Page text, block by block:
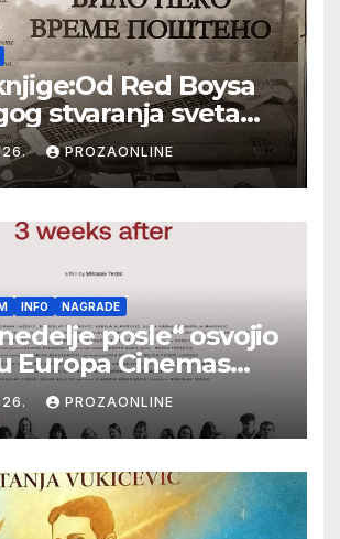
Red Boysa
stvaranja sveta
vreme pošteno)
Sremca,
godine,
PROZAONLINE
INFO NAGRADE
posle“ osvojio
Europa Cinemas
Filmskom festivalu
Varima
PROZAONLINE